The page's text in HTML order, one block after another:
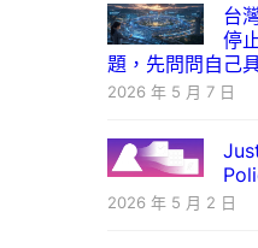
台
停
題，先問問自己
2026 年 5 月 7 日
2026 年 5 月 2 日